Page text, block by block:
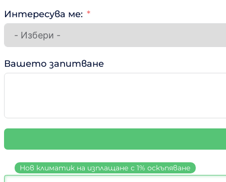
Интересува ме:
Вашето запитване